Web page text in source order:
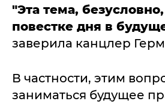
"Эта тема,
повестке дня в
заверила канцлер
В частности, этим
заниматься будущее